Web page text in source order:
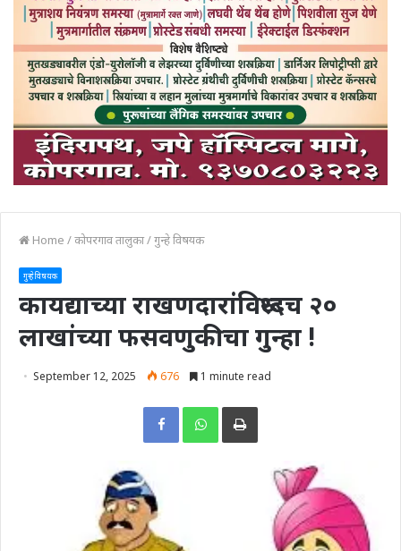
Home /कोपरगाव तालुका/गुन्हे विषयक
गुन्हे विषयक
कायद्याच्या राखणदारांविरूध्दच २०
लाखांच्या फसवणुकीचा गुन्हा !
September 12, 2025 676 1 minute read
Print